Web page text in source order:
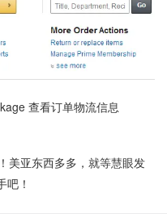
查看订单物流信息
美亚东西多多，就等慧眼发
！